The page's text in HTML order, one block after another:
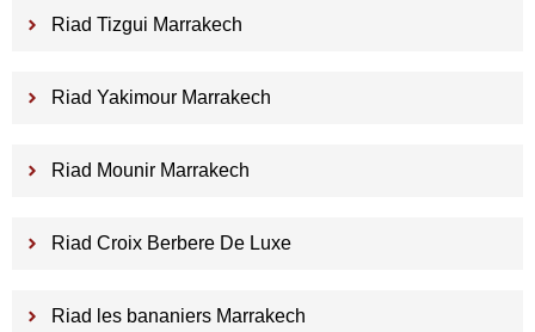
Riad Tizgui Marrakech
Riad Yakimour Marrakech
Riad Mounir Marrakech
Riad Croix Berbere De Luxe
Riad les bananiers Marrakech